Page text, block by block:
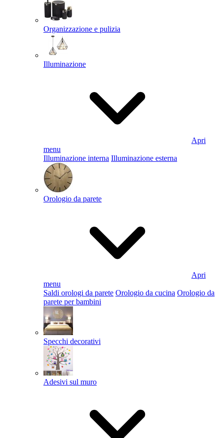
Organizzazione e pulizia
Illuminazione
Apri
menu
Illuminazione interna Illuminazione esterna
Orologio da parete
Apri
menu
Saldi orologi da parete Orologio da cucina Orologio da
parete per bambini
Specchi decorativi
Adesivi sul muro